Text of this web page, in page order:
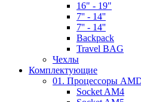
16" - 19"
7'' - 14''
7'' - 14''
Backpack
Travel BAG
Чехлы
Комплектующие
01. Процессоры
Socket AM4